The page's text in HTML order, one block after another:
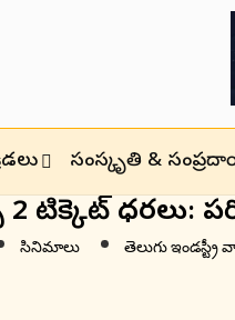
సంస్కృతి &
2 టిక్కెట్ ధరలు:
సినిమాలు తెలుగు ఇండస్ట్రీ